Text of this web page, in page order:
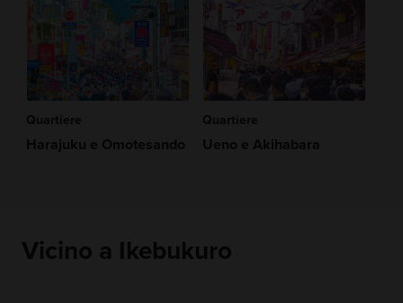
Quartiere
Harajuku e Omotesando
Quartiere
Ueno e Akihabara
Vicino a Ikebukuro